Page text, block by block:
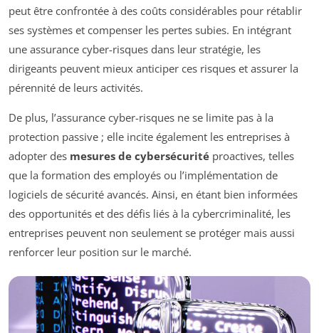
peut être confrontée à des coûts considérables pour rétablir
ses systèmes et compenser les pertes subies. En intégrant
une assurance cyber-risques dans leur stratégie, les
dirigeants peuvent mieux anticiper ces risques et assurer la
pérennité de leurs activités.
De plus, l’assurance cyber-risques ne se limite pas à la
protection passive ; elle incite également les entreprises à
adopter des mesures de cybersécurité proactives, telles
que la formation des employés ou l’implémentation de
logiciels de sécurité avancés. Ainsi, en étant bien informées
des opportunités et des défis liés à la cybercriminalité, les
entreprises peuvent non seulement se protéger mais aussi
renforcer leur position sur le marché.